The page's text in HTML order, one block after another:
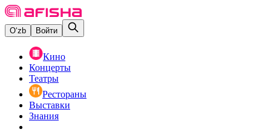
O‘zb Войти
Кино
Концерты
Театры
Рестораны
Выставки
Знания